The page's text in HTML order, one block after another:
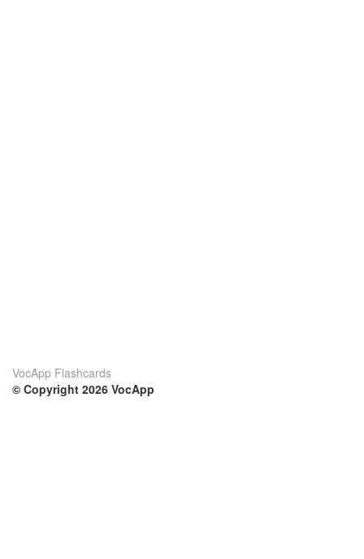
VocApp Flashcards
© Copyright 2026 VocApp